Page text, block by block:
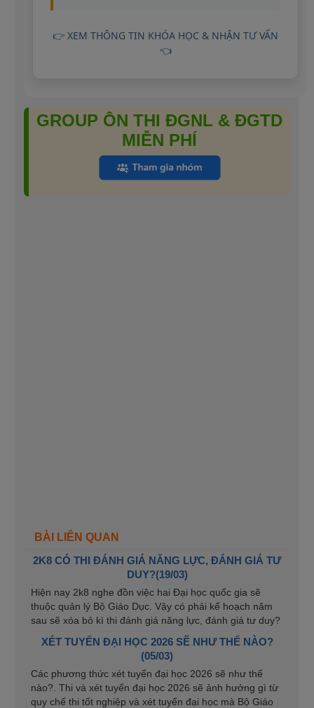
👉 XEM THÔNG TIN KHÓA HỌC & NHẬN TƯ VẤN
👈
GROUP ÔN THI ĐGNL & ĐGTD
MIỄN PHÍ
BÀI LIÊN QUAN
2K8 CÓ THI ĐÁNH GIÁ NĂNG LỰC, ĐÁNH GIÁ TƯ
DUY?(19/03)
Hiện nay 2k8 nghe đồn việc hai Đại học quốc gia sẽ
thuộc quản lý Bộ Giáo Dục. Vậy có phải kế hoạch năm
sau sẽ xóa bỏ kì thi đánh giá năng lực, đánh giá tư duy?
XÉT TUYỂN ĐẠI HỌC 2026 SẼ NHƯ THẾ NÀO?
(05/03)
Các phương thức xét tuyển đại học 2026 sẽ như thế
nào?. Thi và xét tuyển đại học 2026 sẽ ảnh hưởng gì từ
quy chế thi tốt nghiệp và xét tuyển đại học mà Bộ Giáo